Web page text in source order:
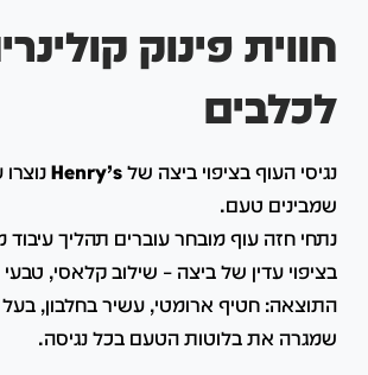
חווית פינוק
לכלבים
נגיסי העוף בציפוי ביצה שלHenry’s
שמבינים טעם.
נתחי חזה עוף מובחר עוברים תהליך עיבוד
בציפוי עדין של ביצה – שילוב קלאסי,
התוצאה: חטיף ארומטי, עשיר בחלבון,
שמגרה את בלוטות הטעם בכל נגיסה.